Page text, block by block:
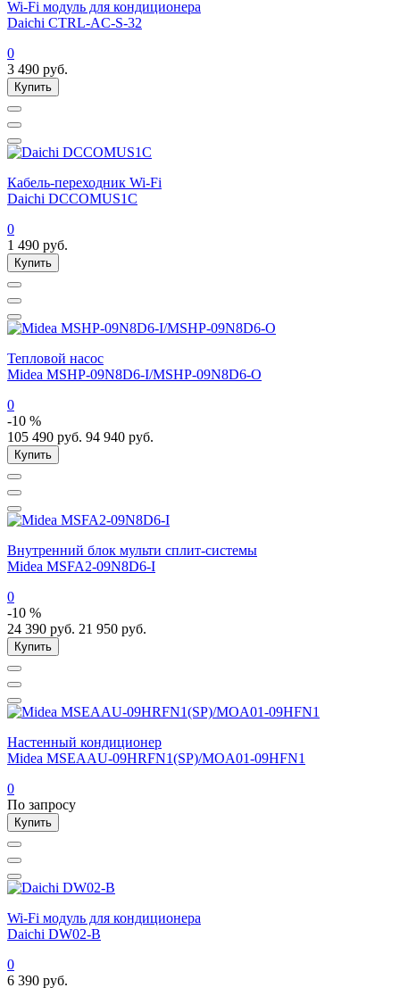
Wi-Fi модуль для кондиционера
Daichi CTRL-AC-S-32
0
3 490 руб.
Купить
Кабель-переходник Wi-Fi
Daichi DCCOMUS1C
0
1 490 руб.
Купить
Тепловой насос
Midea MSHP-09N8D6-I/MSHP-09N8D6-O
0
-10 %
105 490 руб. 94 940 руб.
Купить
Внутренний блок мульти сплит-системы
Midea MSFA2-09N8D6-I
0
-10 %
24 390 руб. 21 950 руб.
Купить
Настенный кондиционер
Midea MSEAAU-09HRFN1(SP)/MOA01-09HFN1
0
По запросу
Купить
Wi-Fi модуль для кондиционера
Daichi DW02-B
0
6 390 руб.